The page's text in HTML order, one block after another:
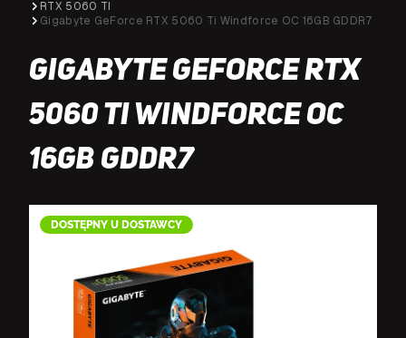
RTX 5060 TI
Gigabyte GeForce RTX 5060 Ti Windforce OC 16GB GDDR7
Gigabyte GeForce RTX
5060 Ti Windforce OC
16GB GDDR7
DOSTĘPNY U DOSTAWCY